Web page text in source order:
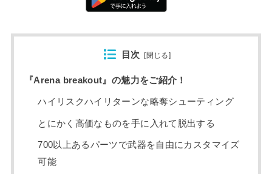
目次 [閉じる]
『Arena breakout』の魅力をご紹介！
ハイリスクハイリターンな略奪シューティング
とにかく高価なものを手に入れて脱出する
700以上あるパーツで武器を自由にカスタマイズ
可能